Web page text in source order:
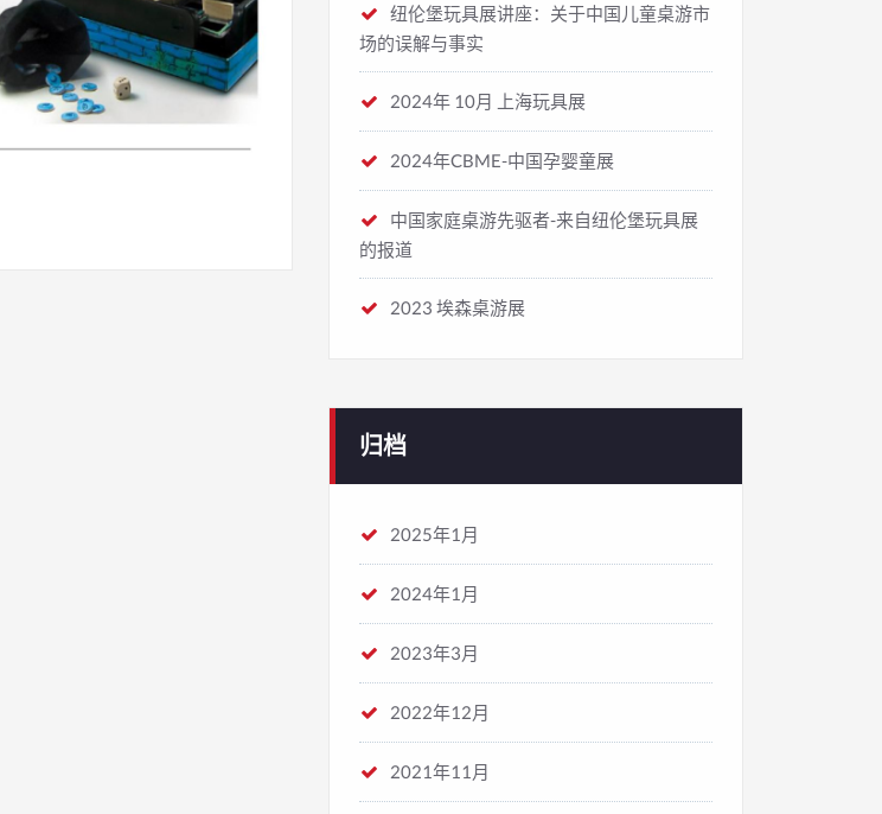
纽伦堡玩具展讲座：关于中国儿童桌游市
场的误解与事实
2024年 10月 上海玩具展
2024年CBME-中国孕婴童展
中国家庭桌游先驱者-来自纽伦堡玩具展
的报道
2023 埃森桌游展
归档
2025年1月
2024年1月
2023年3月
2022年12月
2021年11月